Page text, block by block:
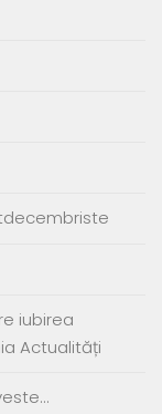
iubirea
Actualități